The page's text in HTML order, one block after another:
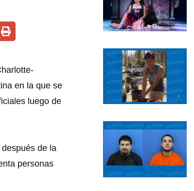
en la que se
luego de
de la
personas